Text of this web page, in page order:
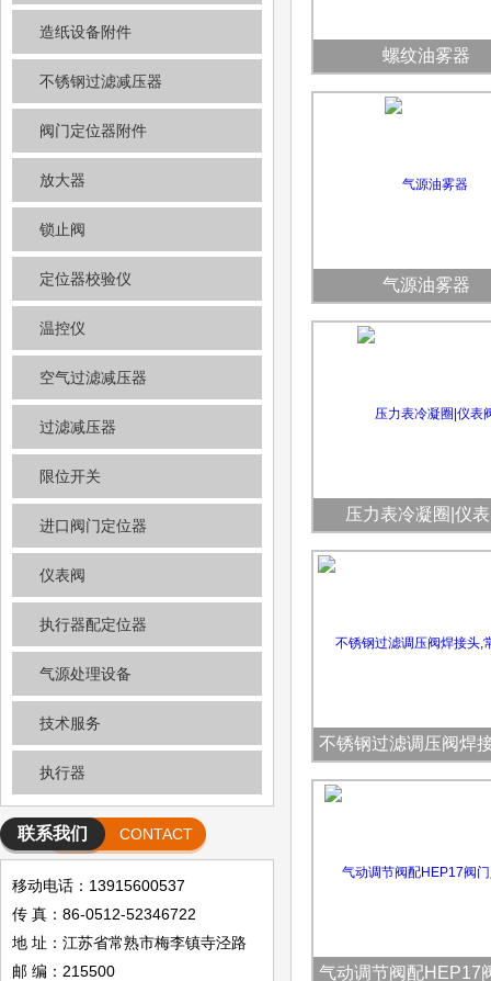
造纸设备附件
不锈钢过滤减压器
阀门定位器附件
放大器
锁止阀
定位器校验仪
温控仪
空气过滤减压器
过滤减压器
限位开关
进口阀门定位器
仪表阀
执行器配定位器
气源处理设备
技术服务
执行器
联系我们 CONTACT
移动电话：13915600537
传 真：86-0512-52346722
地 址：江苏省常熟市梅李镇寺泾路
邮 编：215500
螺纹油雾器
气源油雾器
压力表冷凝圈|仪
不锈钢过滤调压阀焊
熟常阳
气动调节阀配HEP17